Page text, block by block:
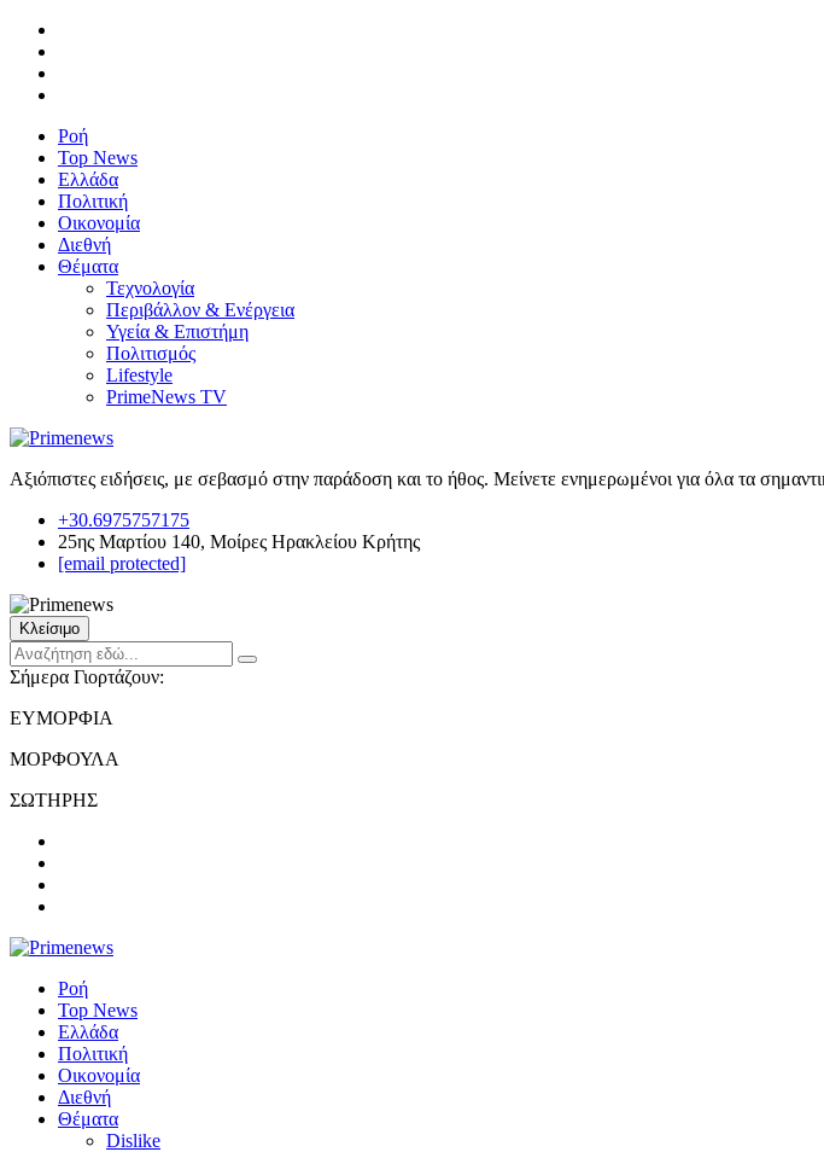
Ροή
Top News
Ελλάδα
Πολιτική
Οικονομία
Διεθνή
Θέματα
Τεχνολογία
Περιβάλλον & Ενέργεια
Υγεία & Επιστήμη
Πολιτισμός
Lifestyle
PrimeNews TV
Αξιόπιστες ειδήσεις, με σεβασμό στην παράδοση και το ήθος. Μείνετε ενημερωμένοι για όλα τα
+30.6975757175
25ης Μαρτίου 140, Μοίρες Ηρακλείου Κρήτης
[email protected]
Κλείσιμο
Σήμερα Γιορτάζουν:
ΕΥΜΟΡΦΙΑ
ΜΟΡΦΟΥΛΑ
ΣΩΤΗΡΗΣ
Ροή
Top News
Ελλάδα
Πολιτική
Οικονομία
Διεθνή
Θέματα
Dislike